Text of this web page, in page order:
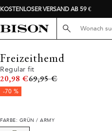
KOSTENLOSER VERSAND AB 59 €
Suche hier...
Freizeithemd
Regular fit
20,98 €Ursprünglicher Preis
69,95 €
-70 %
FARBE: GRÜN / ARMY